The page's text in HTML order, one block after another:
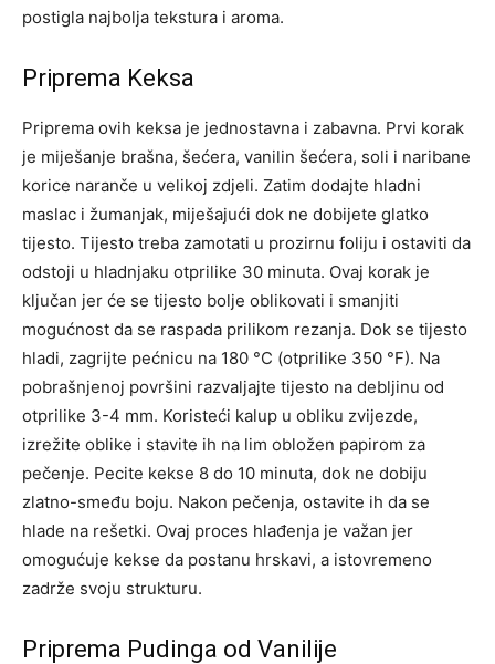
postigla najbolja tekstura i aroma.
Priprema Keksa
Priprema ovih keksa je jednostavna i zabavna. Prvi korak
je miješanje brašna, šećera, vanilin šećera, soli i naribane
korice naranče u velikoj zdjeli. Zatim dodajte hladni
maslac i žumanjak, miješajući dok ne dobijete glatko
tijesto. Tijesto treba zamotati u prozirnu foliju i ostaviti da
odstoji u hladnjaku otprilike 30 minuta. Ovaj korak je
ključan jer će se tijesto bolje oblikovati i smanjiti
mogućnost da se raspada prilikom rezanja. Dok se tijesto
hladi, zagrijte pećnicu na 180 °C (otprilike 350 °F). Na
pobrašnjenoj površini razvaljajte tijesto na debljinu od
otprilike 3-4 mm. Koristeći kalup u obliku zvijezde,
izrežite oblike i stavite ih na lim obložen papirom za
pečenje. Pecite kekse 8 do 10 minuta, dok ne dobiju
zlatno-smeđu boju. Nakon pečenja, ostavite ih da se
hlade na rešetki. Ovaj proces hlađenja je važan jer
omogućuje kekse da postanu hrskavi, a istovremeno
zadrže svoju strukturu.
Priprema Pudinga od Vanilije